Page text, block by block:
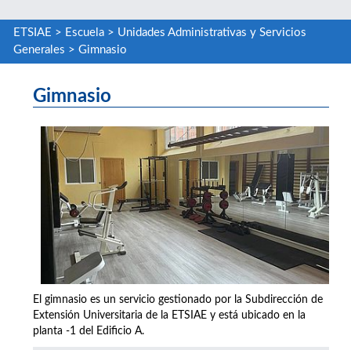
ETSIAE > Escuela> Unidades Administrativas y Servicios
Generales > Gimnasio
Gimnasio
El gimnasio es un servicio gestionado por la Subdirección de
Extensión Universitaria de la ETSIAE y está ubicado en la
planta -1 del Edificio A.